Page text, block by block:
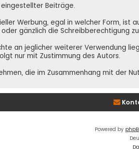
Beiträge.
Werbung, egal in welcher Form, ist
gänzlich die Schreibberechtigung
an jeglicher weiterer Verwendung
nur mit Zustimmung des Autors.
die im Zusammenhang mit der
Powered by